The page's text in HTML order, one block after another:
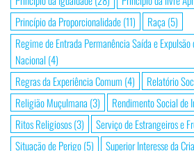
Princípio da Proporcionalidade(11) Raça (5)
Regime de Entrada Permanência Saída e
Nacional (4)
Regras da Experiência Comum (4) Relatório
Religião Muçulmana (3) Rendimento Social de
Ritos Religiosos(3) Serviço de Estrangeiros e
Situação de Perigo(5) Superior Interesse da